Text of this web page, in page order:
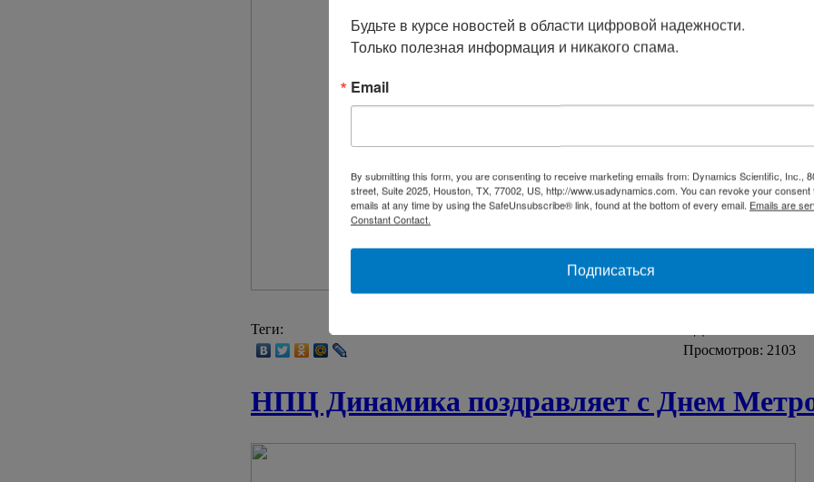
Теги:
Просмотров: 2103
НПЦ Динамика поздравляет с Днем
Будьте в курсе новостей в области цифровой надежности.
Только полезная информация и никакого спама.
Email
By submitting this form, you are consenting to receive marketing emails from: Dynamics Scientific, Inc.,
street, Suite 2025, Houston, TX, 77002, US, http://www.usadynamics.com. You can revoke your consent
emails at any time by using the SafeUnsubscribe® link, found at the bottom of every email. Emails are
Constant Contact.
Подписаться